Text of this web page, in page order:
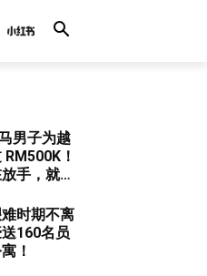
男子为越
！
手，就是
时期不离
160名员
！